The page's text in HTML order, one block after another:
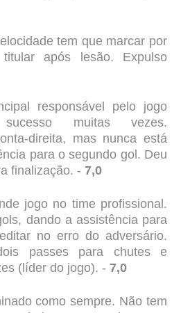
tem que marcar por
após lesão. Expulso
responsável pelo jogo
muitas vezes.
direita, mas nunca está
para o segundo gol. Deu
finalização. - 7,0
jogo no time profissional.
dando a assistência para
no erro do adversário.
passes para chutes e
(líder do jogo). - 7,0
como sempre. Não tem